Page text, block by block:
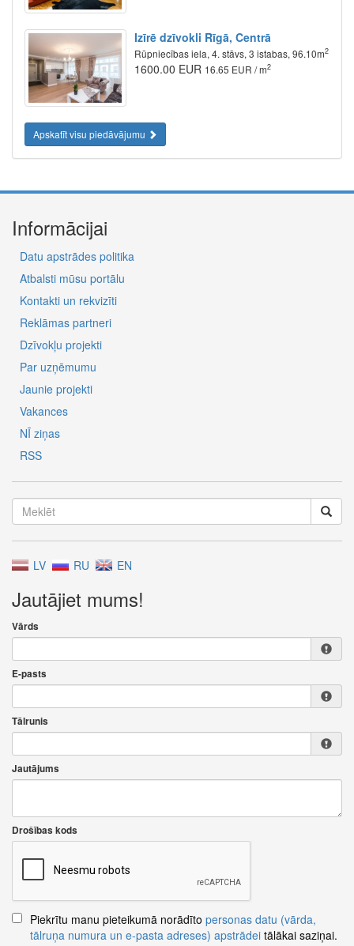
Izīrē dzīvokli Rīgā, Centrā
Rūpniecības iela, 4. stāvs, 3 istabas, 96.10m2
1600.00 EUR 16.65 EUR / m2
Apskatīt visu piedāvājumu
Informācijai
Datu apstrādes politika
Atbalsti mūsu portālu
Kontakti un rekvizīti
Reklāmas partneri
Dzīvokļu projekti
Par uzņēmumu
Jaunie projekti
Vakances
NĪ ziņas
RSS
LV RU EN
Jautājiet mums!
Vārds
E-pasts
Tālrunis
Jautājums
Drošības kods
Piekrītu manu pieteikumā norādīto personas datu (vārda,
tālruņa numura un e-pasta adreses) apstrādei tālākai saziņai.